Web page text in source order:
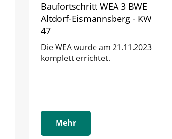
Baufortschritt WEA 3 BWE
Altdorf-Eismannsberg - KW
47
Die WEA wurde am 21.11.2023
komplett errichtet.
Mehr